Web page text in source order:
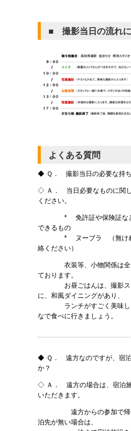
■ 撮影当日の流れ
よくある質問
◆ Ｑ． 撮影当日の必要な持ち
◇ Ａ． 当日必要なものに関
ください。
* 免許証や保険証など
できるもの
* ヌーブラ （無ければ
絡ください）
衣装等、小物関係は全て
ております。
お昼ごはんは、撮影ス
に、和風ダイニングがあり、
ランチがすごく美味しい
なで食べに行きましょう。
◆ Ｑ． 遠方なのですが、宿
か？
◇ Ａ． 遠方の場合は、宿泊
いただきます。
遠方からの参加で帰り
泊先が無い場合は、